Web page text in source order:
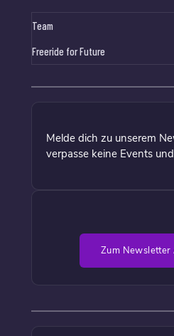
Team
Freeride for Future
Melde dich zu unserem
verpasse keine Events
Zum Newsletter